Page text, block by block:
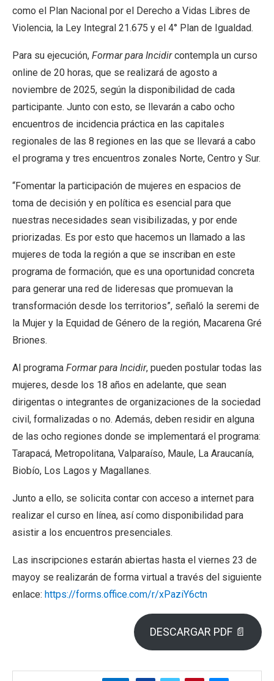
como el Plan Nacional por el Derecho a Vidas Libres de
Violencia, la Ley Integral 21.675 y el 4° Plan de Igualdad.
Para su ejecución, Formar para Incidircontempla un curso
online de 20 horas, que se realizará de agosto a
noviembre de 2025, según la disponibilidad de cada
participante. Junto con esto, se llevarán a cabo ocho
encuentros de incidencia práctica en las capitales
regionales de las 8 regiones en las que se llevará a cabo
el programa y tres encuentros zonales Norte, Centro y Sur.
“Fomentar la participación de mujeres en espacios de
toma de decisión y en política es esencial para que
nuestras necesidades sean visibilizadas, y por ende
priorizadas. Es por esto que hacemos un llamado a las
mujeres de toda la región a que se inscriban en este
programa de formación, que es una oportunidad concreta
para generar una red de lideresas que promuevan la
transformación desde los territorios”, señaló la seremi de
la Mujer y la Equidad de Género de la región, Macarena Gré
Briones.
Al programa Formar para Incidir, pueden postular todas las
mujeres, desde los 18 años en adelante, que sean
dirigentas o integrantes de organizaciones de la sociedad
civil, formalizadas o no. Además, deben residir en alguna
de las ocho regiones donde se implementará el programa:
Tarapacá, Metropolitana, Valparaíso, Maule, La Araucanía,
Biobío, Los Lagos y Magallanes.
Junto a ello, se solicita contar con acceso a internet para
realizar el curso en línea, así como disponibilidad para
asistir a los encuentros presenciales.
Las inscripciones estarán abiertas hasta el viernes 23 de
mayoy se realizarán de forma virtual a través del siguiente
enlace: https://forms.office.com/r/xPaziY6ctn
DESCARGAR PDF 📄